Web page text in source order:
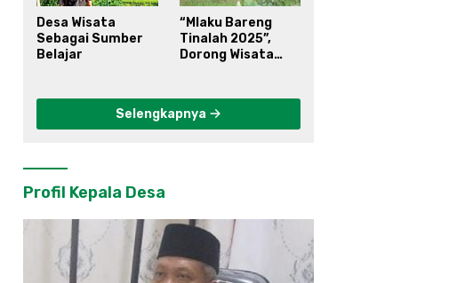
Desa Wisata
Sebagai Sumber
Belajar
“Mlaku Bareng
Tinalah 2025”,
Dorong Wisata
Selengkapnya
Profil Kepala Desa